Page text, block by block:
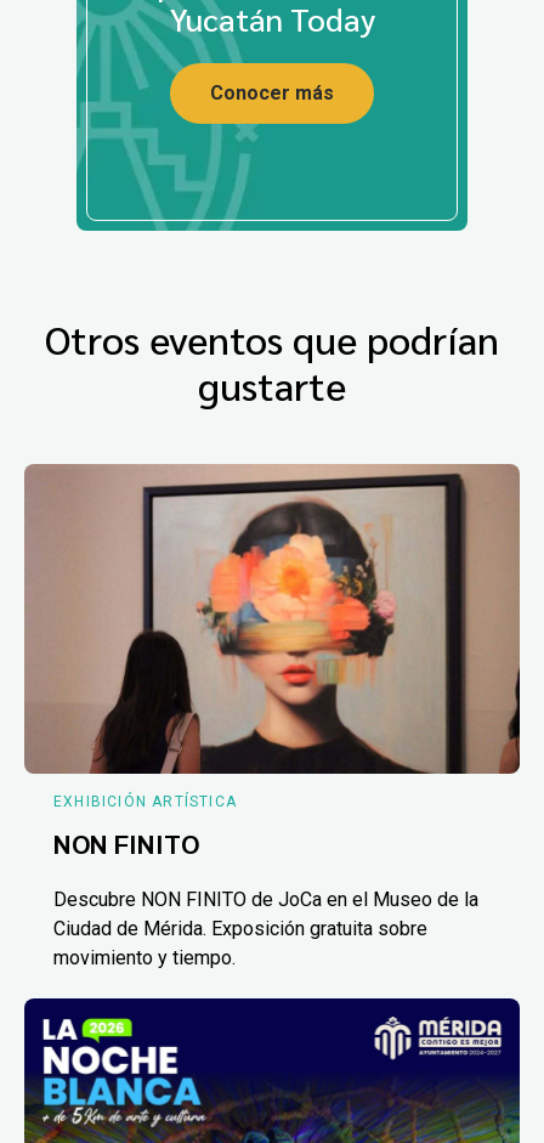
Yucatán Today
Conocer más
Otros eventos que podrían
gustarte
EXHIBICIÓN ARTÍSTICA
NON FINITO
Descubre NON FINITO de JoCa en el Museo de la
Ciudad de Mérida. Exposición gratuita sobre
movimiento y tiempo.